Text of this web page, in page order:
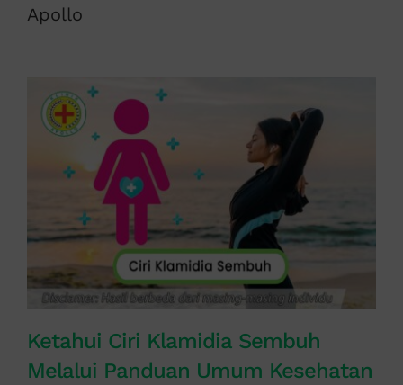
Apollo
Ketahui Ciri Klamidia Sembuh
Melalui Panduan Umum Kesehatan